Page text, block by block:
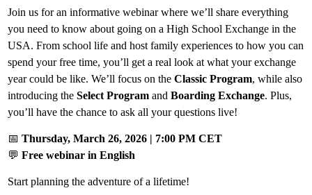
Preise
Gastfamilie
werden
Join us for an informative webinar where we’ll share everything
you need to know about going on a High School Exchange in the
USA. From school life and host family experiences to how you can
spend your free time, you’ll get a real look at what your exchange
year could be like. We’ll focus on the Classic Program, while also
introducing the Select Programand Boarding Exchange. Plus,
you’ll have the chance to ask all your questions live!
📅 Thursday, March 26, 2026 | 7:00 PM CET
💬 Free webinar in English
Start planning the adventure of a lifetime!